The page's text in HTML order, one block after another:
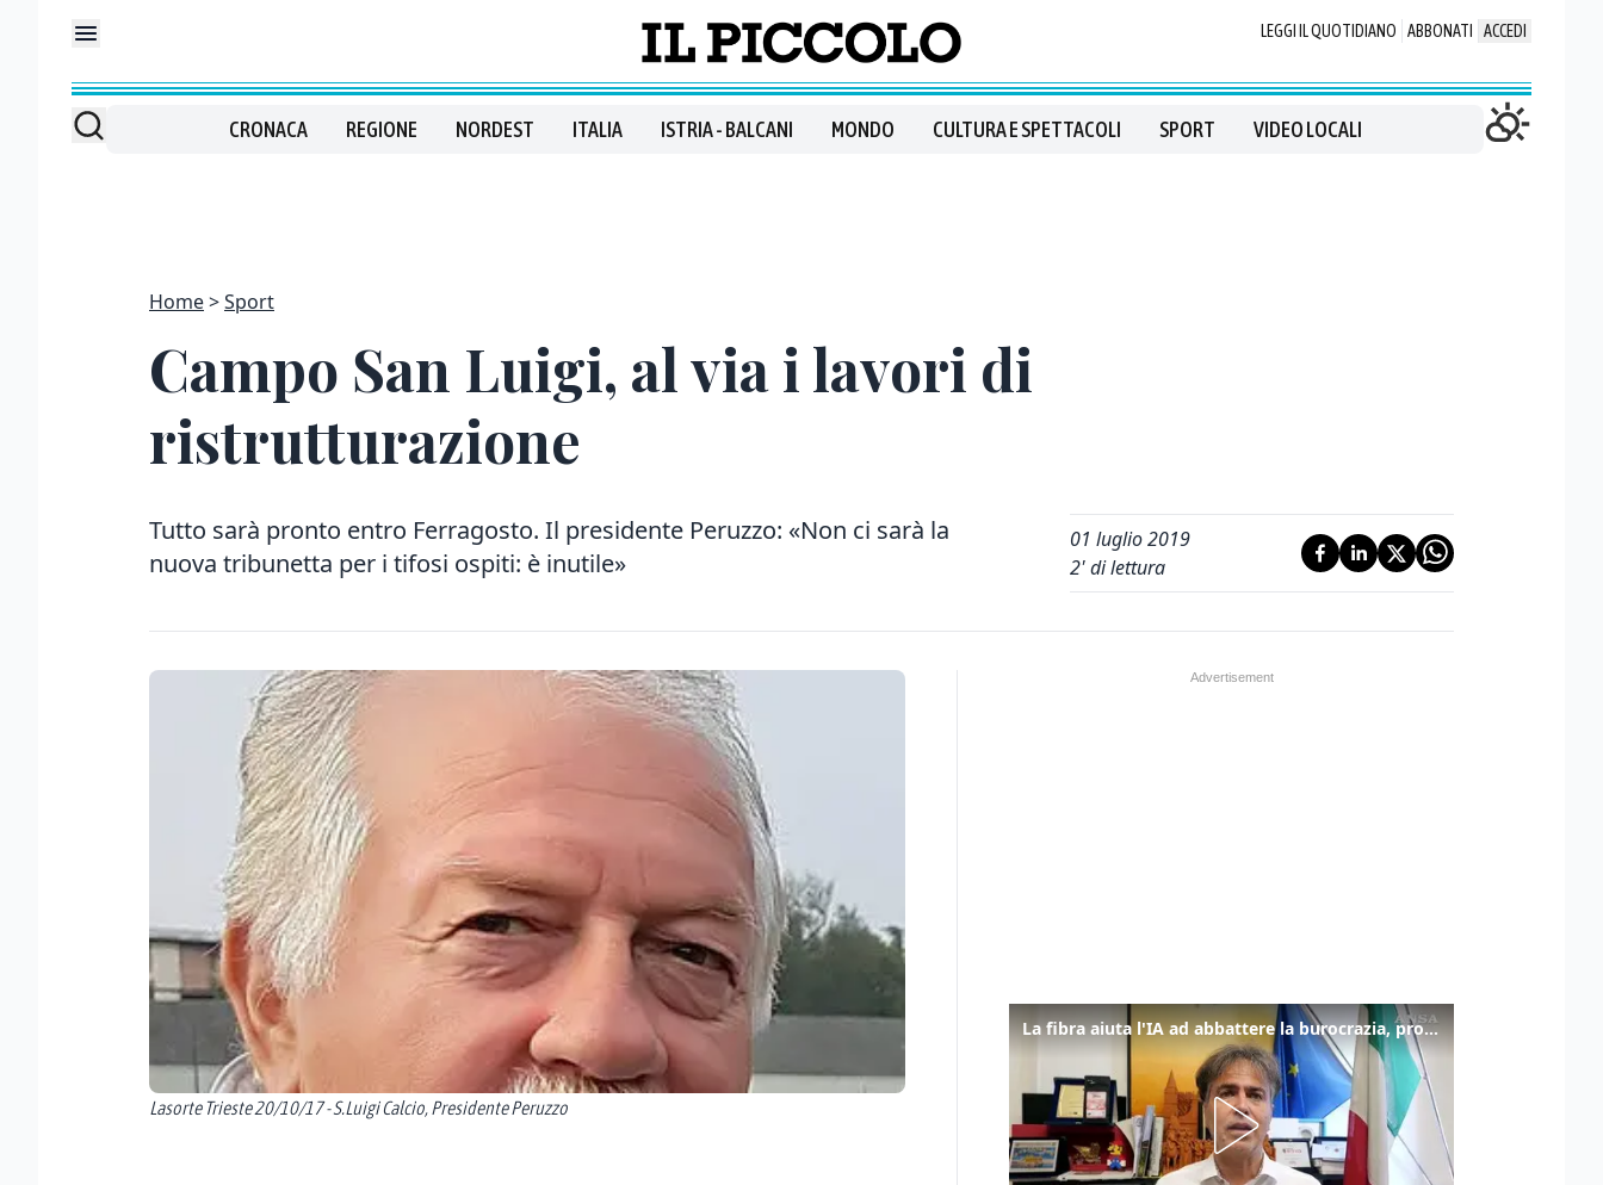
LEGGI IL QUOTIDIANO ABBONATI ACCEDI
CRONACA REGIONE NORDEST ITALIA ISTRIA - BALCANI MONDO CULTURA E SPETTACOLI SPORT VIDEO LOCALI
Home Sport
Campo San Luigi, al via i lavori di
ristrutturazione
Tutto sarà pronto entro Ferragosto. Il presidente Peruzzo: «Non ci sarà la
nuova tribunetta per i tifosi ospiti: è inutile»
01 luglio 2019
2' di lettura
Lasorte Trieste 20/10/17 - S.Luigi Calcio, Presidente Peruzzo
La fibra aiuta l'IA ad abbattere la burocrazia, progetto pilota in Veneto